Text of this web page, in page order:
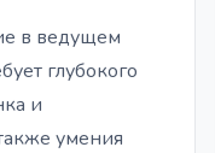
в ведущем
глубокого
и
умения